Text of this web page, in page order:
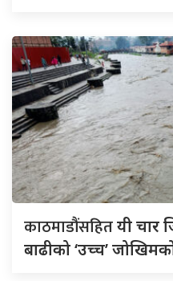
काठमाडौंसहितयी
बाढीको ‘उच्च’